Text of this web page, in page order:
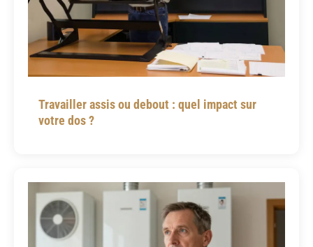
Travailler assis ou debout : quel impact sur
votre dos ?